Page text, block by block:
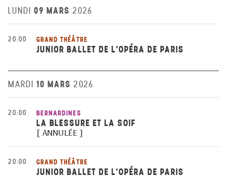
LUNDI 09 MARS 2026
20:00 GRAND THÉÂTRE
JUNIOR BALLET DE L'OPÉRA DE PARIS
MARDI 10 MARS 2026
20:00 BERNARDINES
LA BLESSURE ET LA SOIF
[ ANNULÉE ]
20:00 GRAND THÉÂTRE
JUNIOR BALLET DE L'OPÉRA DE PARIS